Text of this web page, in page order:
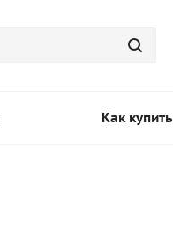
Как купить